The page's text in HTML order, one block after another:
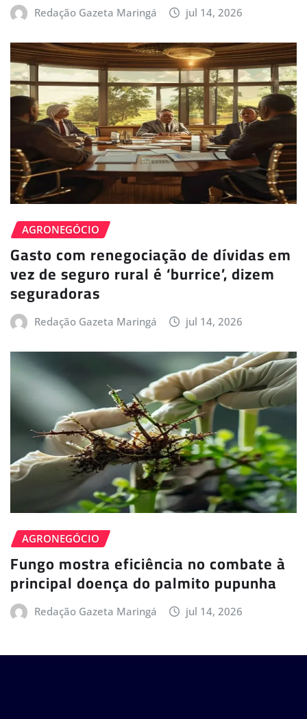
Redação Gazeta Maringá jul 14, 2026
AGRONEGÓCIO
Gasto com renegociação de dívidas em
vez de seguro rural é ‘burrice’, dizem
seguradoras
Redação Gazeta Maringá jul 14, 2026
AGRONEGÓCIO
Fungo mostra eficiência no combate à
principal doença do palmito pupunha
Redação Gazeta Maringá jul 14, 2026